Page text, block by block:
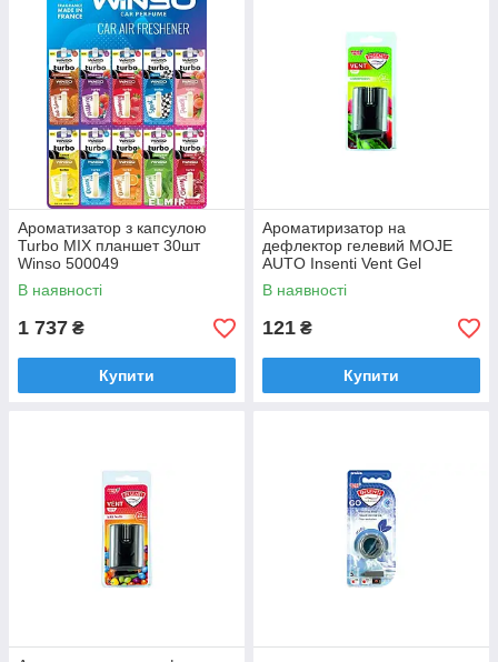
Ароматизатор з капсулою
Turbo MIX планшет 30шт
Winso 500049
В наявності
1 737 ₴
Купити
Ароматиpизатор на
дефлектор гелевий MOJE
AUTO Insenti Vent Gel
Watermelon 8мл 15-554
В наявності
121 ₴
Купити